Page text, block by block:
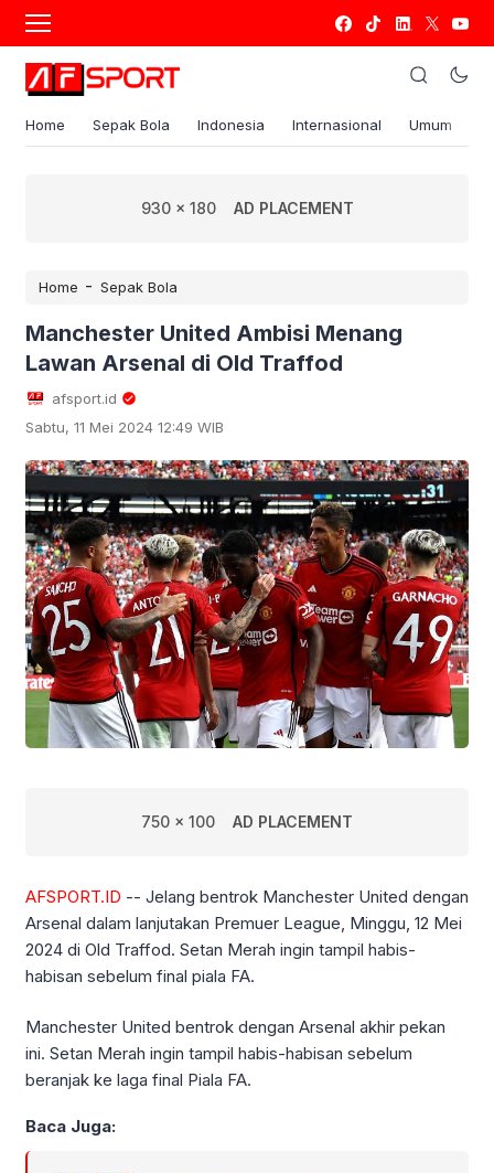
Home Sepak Bola Indonesia Internasional Umum
930 x 180 AD PLACEMENT
Home - Sepak Bola
Manchester United Ambisi Menang
Lawan Arsenal di Old Traffod
afsport.id
Sabtu, 11 Mei 2024 12:49 WIB
750 x 100 AD PLACEMENT
AFSPORT.ID -- Jelang bentrok Manchester United dengan
Arsenal dalam lanjutakan Premuer League, Minggu, 12 Mei
2024 di Old Traffod. Setan Merah ingin tampil habis-
habisan sebelum final piala FA.
Manchester United bentrok dengan Arsenal akhir pekan
ini. Setan Merah ingin tampil habis-habisan sebelum
beranjak ke laga final Piala FA.
Baca Juga: